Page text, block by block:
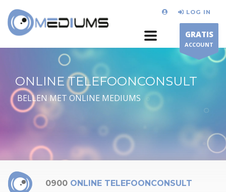
LOG IN
GRATIS
ACCOUNT
ONLINE TELEFOONCONSULT
BELLEN MET ONLINE MEDIUMS
0900 ONLINE TELEFOONCONSULT